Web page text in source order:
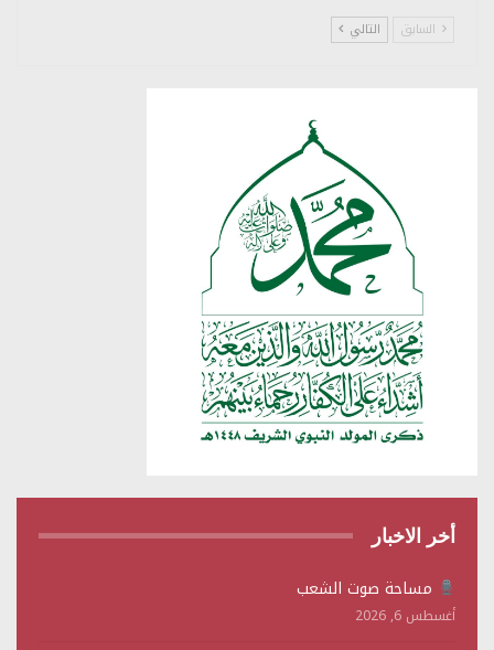
السابق التالي
أخر الاخبار
مساحة صوت الشعب
أغسطس 6, 2026